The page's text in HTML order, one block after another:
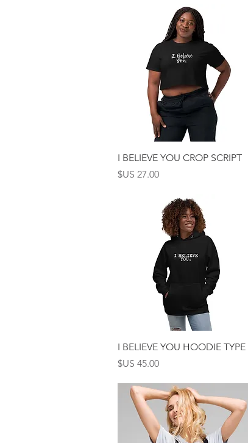
العرض السريع
I BELIEVE YOU CROP SCRIPT
السعر
العرض السريع
I BELIEVE YOU HOODIE TYPE
السعر